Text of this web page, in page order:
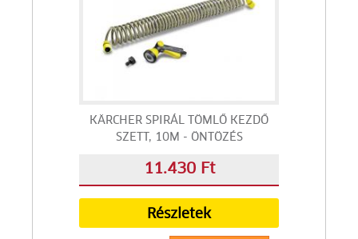
KÄRCHER SPIRÁL TÖMLŐ KEZDŐ
SZETT, 10M - ÖNTÖZÉS
11.430 Ft
Részletek